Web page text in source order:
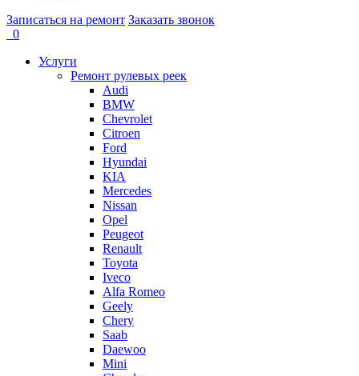
Записаться на ремонт Заказать звонок
0
Услуги
Ремонт рулевых реек
Audi
BMW
Chevrolet
Citroen
Ford
Hyundai
KIA
Mercedes
Nissan
Opel
Peugeot
Renault
Toyota
Iveco
Alfa Romeo
Geely
Chery
Saab
Daewoo
Mini